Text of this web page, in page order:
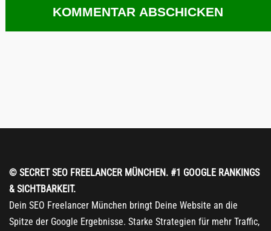
© SECRET SEO FREELANCER MÜNCHEN. #1 GOOGLE RANKINGS
& SICHTBARKEIT.
Dein SEO Freelancer München bringt Deine Website an die
Spitze der Google Ergebnisse. Starke Strategien für mehr Traffic,